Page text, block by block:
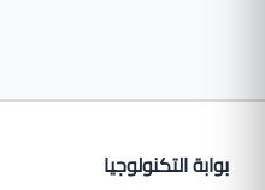
بوابة التكنولوجيا